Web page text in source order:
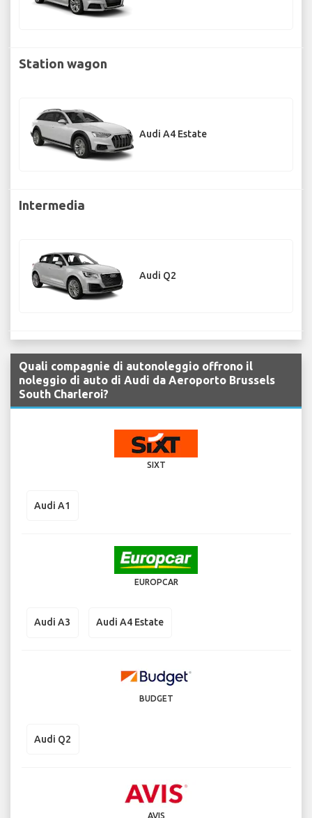
Station wagon
Audi A4 Estate
Intermedia
Audi Q2
Quali compagnie di autonoleggio offrono il
noleggio di auto di Audi da Aeroporto Brussels
South Charleroi?
SIXT
Audi A1
EUROPCAR
Audi A3 Audi A4 Estate
BUDGET
Audi Q2
AVIS